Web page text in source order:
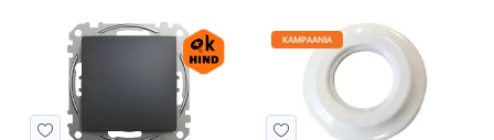
KAMPAANIA